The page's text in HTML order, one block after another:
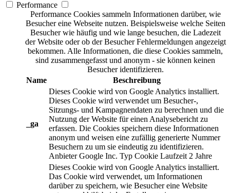
Performance
Performance Cookies sammeln Informationen darüber, wie
Besucher eine Webseite nutzen. Beispielsweise welche Seiten
Besucher wie häufig und wie lange besuchen, die Ladezeit
der Website oder ob der Besucher Fehlermeldungen angezeigt
bekommen. Alle Informationen, die diese Cookies sammeln,
sind zusammengefasst und anonym - sie können keinen
Besucher identifizieren.
Name
Beschreibung
_ga
Dieses Cookie wird von Google Analytics installiert.
Dieses Cookie wird verwendet um Besucher-,
Sitzungs- und Kampagnendaten zu berechnen und die
Nutzung der Website für einen Analysebericht zu
erfassen. Die Cookies speichern diese Informationen
anonym und weisen eine zufällig generierte Nummer
Besuchern zu um sie eindeutig zu identifizieren.
Anbieter Google Inc. Typ Cookie Laufzeit 2 Jahre
Dieses Cookie wird von Google Analytics installiert.
Das Cookie wird verwendet, um Informationen
darüber zu speichern, wie Besucher eine Website